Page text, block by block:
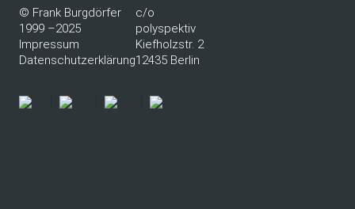
© Frank Burgdörfer
1999 –2025
Impressum
Datenschutzerklärung
c/o
polyspektiv
Kiefholzstr. 2
12435 Berlin